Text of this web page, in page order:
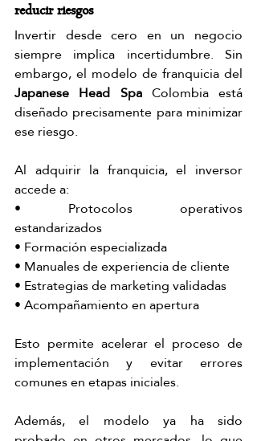
reducir riesgos
Invertir desde cero en un negocio
siempre implica incertidumbre. Sin
Japanese Head Spa Colombia está
diseñado precisamente para minimizar
ese riesgo.
Al adquirir la franquicia, el inversor
accede a:
• Protocolos operativos
estandarizados
• Formación especializada
• Manuales de experiencia de cliente
• Estrategias de marketing validadas
• Acompañamiento en apertura
Esto permite acelerar el proceso de
implementación y evitar errores
comunes en etapas iniciales.
Además, el modelo ya ha sido